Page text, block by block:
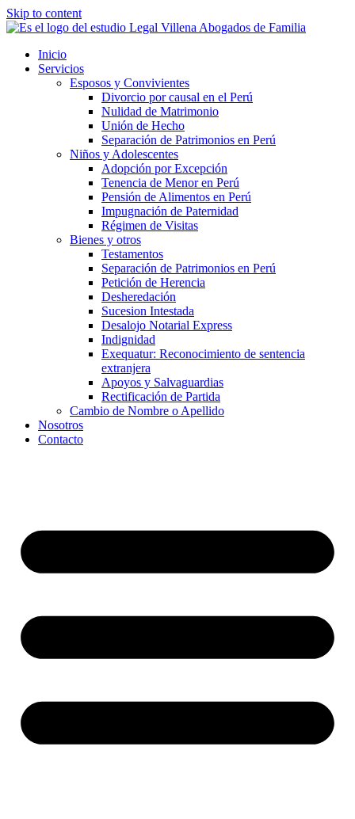
Skip to content
Inicio
Servicios
Esposos y Convivientes
Divorcio por causal en el Perú
Nulidad de Matrimonio
Unión de Hecho
Separación de Patrimonios en Perú
Niños y Adolescentes
Adopción por Excepción
Tenencia de Menor en Perú
Pensión de Alimentos en Perú
Impugnación de Paternidad
Régimen de Visitas
Bienes y otros
Testamentos
Separación de Patrimonios en Perú
Petición de Herencia
Desheredación
Sucesion Intestada
Desalojo Notarial Express
Indignidad
Exequatur: Reconocimiento de sentencia
extranjera
Apoyos y Salvaguardias
Rectificación de Partida
Cambio de Nombre o Apellido
Nosotros
Contacto